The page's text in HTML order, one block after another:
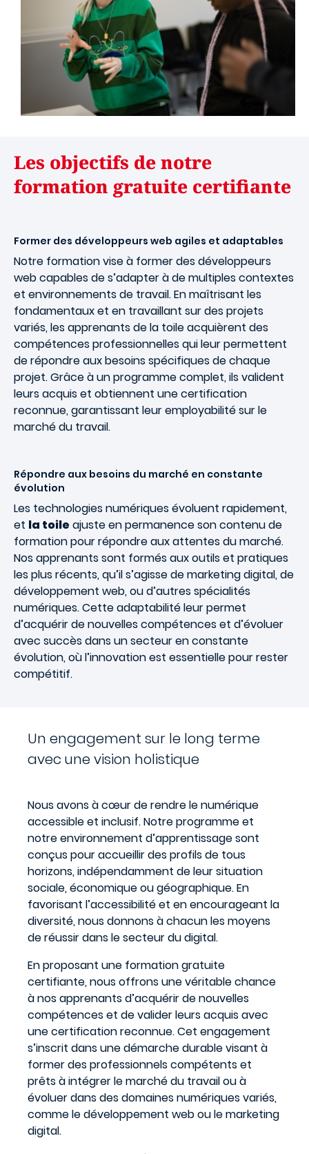
Les objectifs de notre
formation gratuite certifiante
Former des développeurs web agiles et adaptables
Notre formation vise à former des développeurs
web capables de s’adapter à de multiples contextes
et environnements de travail. En maîtrisant les
fondamentaux et en travaillant sur des projets
variés, les apprenants de la toile acquièrent des
compétences professionnelles qui leur permettent
de répondre aux besoins spécifiques de chaque
projet. Grâce à un programme complet, ils valident
leurs acquis et obtiennent une certification
reconnue, garantissant leur employabilité sur le
marché du travail.
Répondre aux besoins du marché en constante
évolution
Les technologies numériques évoluent rapidement,
et la toile ajuste en permanence son contenu de
formation pour répondre aux attentes du marché.
Nos apprenants sont formés aux outils et pratiques
les plus récents, qu’il s’agisse de marketing digital, de
développement web, ou d’autres spécialités
numériques. Cette adaptabilité leur permet
d’acquérir de nouvelles compétences et d’évoluer
avec succès dans un secteur en constante
évolution, où l’innovation est essentielle pour rester
compétitif.
Un engagement sur le long terme
avec une vision holistique
Nous avons à cœur de rendre le numérique
accessible et inclusif. Notre programme et
notre environnement d’apprentissage sont
conçus pour accueillir des profils de tous
horizons, indépendamment de leur situation
sociale, économique ou géographique. En
favorisant l’accessibilité et en encourageant la
diversité, nous donnons à chacun les moyens
de réussir dans le secteur du digital.
En proposant une formation gratuite
certifiante, nous offrons une véritable chance
à nos apprenants d’acquérir de nouvelles
compétences et de valider leurs acquis avec
une certification reconnue. Cet engagement
s’inscrit dans une démarche durable visant à
former des professionnels compétents et
prêts à intégrer le marché du travail ou à
évoluer dans des domaines numériques variés,
comme le développement web ou le marketing
digital.